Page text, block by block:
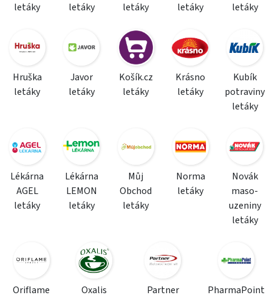
letáky
letáky
letáky
letáky
letáky
Hruška
letáky
Javor
letáky
Košík.cz
letáky
Krásno
letáky
Kubík
potraviny
letáky
Lékárna
AGEL
letáky
Lékárna
LEMON
letáky
Můj
Obchod
letáky
Norma
letáky
Novák
maso-
uzeniny
letáky
Oriflame
Oxalis
Partner
PharmaPoint